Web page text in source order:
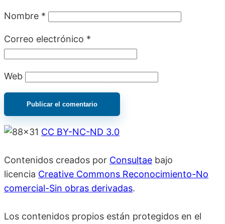
Nombre *
Correo electrónico *
Web
CC BY-NC-ND 3.0
Contenidos creados por Consultae bajo
licencia Creative Commons Reconocimiento-No
comercial-Sin obras derivadas.
Los contenidos propios están protegidos en el